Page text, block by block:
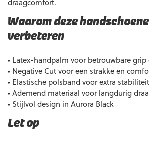
draagcomfort.
Waarom deze
verbeteren
• Latex-handpalm voor betrouwbare
• Negative Cut voor een strakke en
• Elastische polsband voor extra stabiliteit
• Ademend materiaal voor langdurig
• Stijlvol design in Aurora Black
Let op